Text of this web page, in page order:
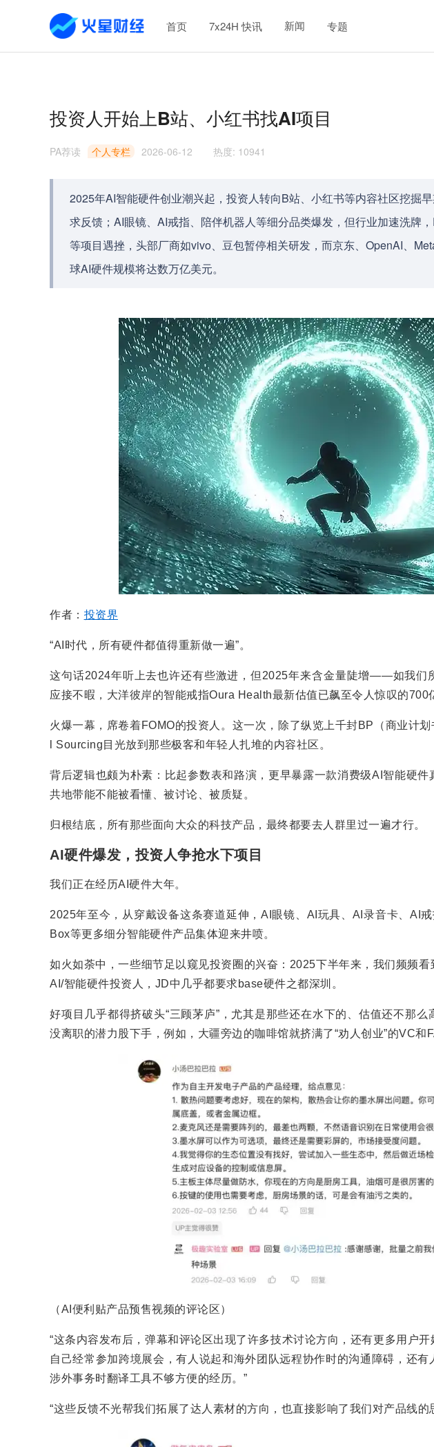
首页 7x24H 快讯 新闻 专题
投资人开始上B站、小红书找AI项目
PA荐读 个人专栏 2026-06-12 热度: 10941
2025年AI智能硬件创业潮兴起，投资人转向B站、小红书等内容社区挖掘
求反馈；AI眼镜、AI戒指、陪伴机器人等细分品类爆发，但行业加速洗牌
等项目遇挫，头部厂商如vivo、豆包暂停相关研发，而京东、OpenAI、
球AI硬件规模将达数万亿美元。
作者： 投资界
“AI时代，所有硬件都值得重新做一遍”。
这句话2024年听上去也许还有些激进，但2025年来含金量陡增——如我们
应接不暇，大洋彼岸的智能戒指Oura Health最新估值已飙至令人惊叹的700
火爆一幕，席卷着FOMO的投资人。这一次，除了纵览上千封BP（商业计
l Sourcing目光放到那些极客和年轻人扎堆的内容社区。
背后逻辑也颇为朴素：比起参数表和路演，更早暴露一款消费级AI智能硬件
共地带能不能被看懂、被讨论、被质疑。
归根结底，所有那些面向大众的科技产品，最终都要去人群里过一遍才行。
AI硬件爆发，投资人争抢水下项目
我们正在经历AI硬件大年。
2025年至今，从穿戴设备这条赛道延伸，AI眼镜、AI玩具、AI录音卡、AI
Box等更多细分智能硬件产品集体迎来井喷。
如火如荼中，一些细节足以窥见投资圈的兴奋：2025下半年来，我们频频
AI/智能硬件投资人，JD中几乎都要求base硬件之都深圳。
好项目几乎都得挤破头“三顾茅庐”，尤其是那些还在水下的、估值还不那
没离职的潜力股下手，例如，大疆旁边的咖啡馆就挤满了“劝人创业”的VC和
（AI便利贴产品预售视频的评论区）
“这条内容发布后，弹幕和评论区出现了许多技术讨论方向，还有更多用户
自己经常参加跨境展会，有人说起和海外团队远程协作时的沟通障碍，还
涉外事务时翻译工具不够方便的经历。”
“这些反馈不光帮我们拓展了达人素材的方向，也直接影响了我们对产品线的